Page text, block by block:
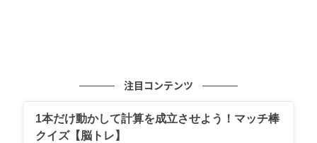
注目コンテンツ
1本だけ動かして計算を成立させよう！マッチ棒
クイズ【脳トレ】